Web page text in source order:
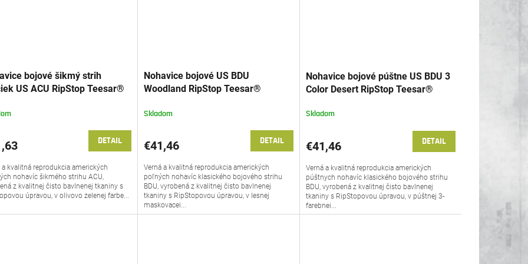
bojové šikmý strih
US ACU RipStop Teesar®
DETAIL
a kvalitná reprodukcia amerických
nohavíc šikmého strihu ACU,
z kvalitnej čisto bavlnenej tkaniny s
úpravou, v olivovo zelenej farbe...
Nohavice bojové US BDU
Woodland RipStop Teesar®
Skladom
€41,46 DETAIL
Verná a kvalitná reprodukcia amerických
poľných nohavíc klasického bojového strihu
BDU, vyrobená z kvalitnej čisto bavlnenej
tkaniny s RipStopovou úpravou, v lesnej
maskovacej...
Nohavice bojové púštne US BDU 3
Color Desert RipStop Teesar®
Skladom
€41,46 DETAIL
Verná a kvalitná reprodukcia amerických
púštnych nohavíc klasického bojového strihu
BDU, vyrobená z kvalitnej čisto bavlnenej
tkaniny s RipStopovou úpravou, v púštnej 3-
farebnej...